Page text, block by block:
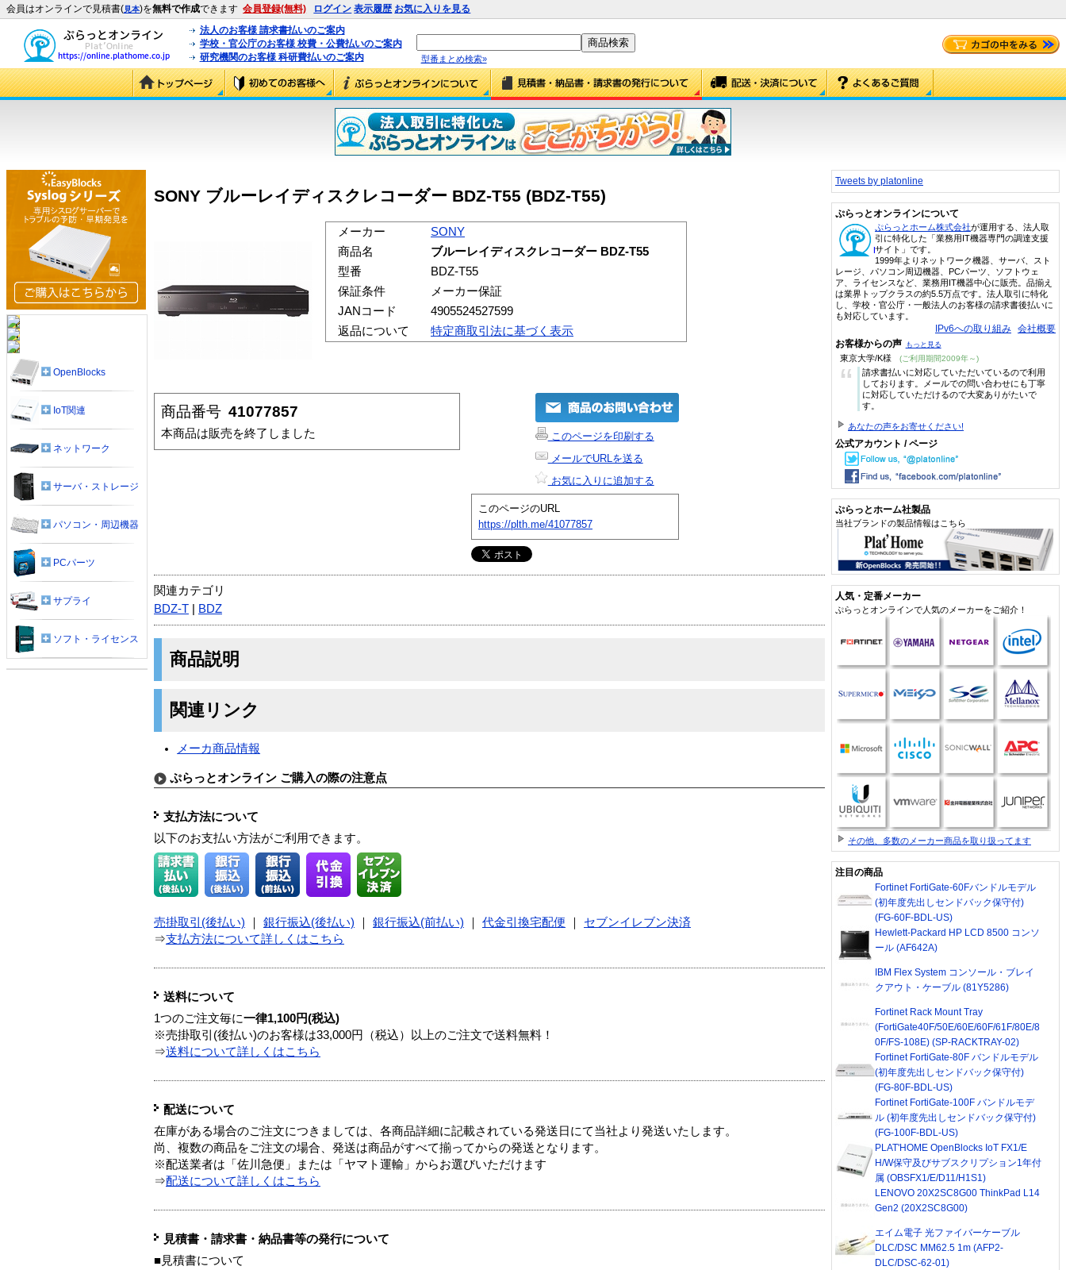
会員はオンラインで見積書(見本)を無料で作成できます 会員登録(無料) ログイン 表示履歴 お気に入りを見る
法人のお客様 請求書払いのご案内
学校・官公庁のお客様 校費・公費払いのご案内
研究機関のお客様 科研費払いのご案内
型番まとめ検索»
SONY ブルーレイディスクレコーダー BDZ-T55 (BDZ-T55)
メーカー
SONY
商品名
ブルーレイディスクレコーダー BDZ-T55
型番
BDZ-T55
保証条件
メーカー保証
JANコード
4905524527599
返品について
特定商取引法に基づく表示
商品番号 41077857
本商品は販売を終了しました
このページを印刷する
メールでURLを送る
お気に入りに追加する
このページのURL
https://plth.me/41077857
関連カテゴリ
BDZ-T
BDZ
商品説明
関連リンク
メーカ商品情報
ぷらっとオンライン ご購入の際の注意点
支払方法について
以下のお支払い方法がご利用できます。
売掛取引(後払い) 銀行振込(後払い) 銀行振込(前払い) 代金引換宅配便
セブンイレブン決済
⇒支払方法について詳しくはこちら
送料について
1つのご注文毎に一律1,100円(税込)
※売掛取引(後払い)のお客様は33,000円（税込）以上のご注文で送料無料！
⇒送料について詳しくはこちら
配送について
在庫がある場合のご注文につきましては、各商品詳細に記載されている発送日にて当社より発送いたします。
尚、複数の商品をご注文の場合、発送は商品がすべて揃ってからの発送となります。
※配送業者は「佐川急便」または「ヤマト運輸」からお選びいただけます
⇒配送について詳しくはこちら
見積書・請求書・納品書等の発行について
■見積書について
OpenBlocks
IoT関連
ネットワーク
サーバ・ストレージ
パソコン・周辺機器
PCパーツ
サプライ
ソフト・ライセンス
Tweets by platonline
ぷらっとオンラインについて
ぷらっとホーム株式会社が運用する、法人取
引に特化した「業務用IT機器専門の調達支援
サイト」です。
1999年よりネットワーク機器、サーバ、スト
レージ、パソコン周辺機器、PCパーツ、ソフトウェ
ア、ライセンスなど、業務用IT機器中心に販売。品揃え
は業界トップクラスの約5.5万点です。法人取引に特化
し、学校・官公庁・一般法人のお客様の請求書後払いに
も対応しています。
IPv6への取り組み 会社概要
お客様からの声 もっと見る
東京大学/K様 (ご利用期間2009年～)
“
請求書払いに対応していただいているので利用
しております。メールでの問い合わせにも丁寧
に対応していただけるので大変ありがたいで
す。
あなたの声をお寄せください!
公式アカウント / ページ
ぷらっとホーム社製品
当社ブランドの製品情報はこちら
人気・定番メーカー
ぷらっとオンラインで人気のメーカーをご紹介！
その他、多数のメーカー商品を取り扱ってます
注目の商品
Fortinet FortiGate-60Fバンドルモデル
(初年度先出しセンドバック保守付)
(FG-60F-BDL-US)
Hewlett-Packard HP LCD 8500 コンソ
ール (AF642A)
IBM Flex System コンソール・ブレイ
クアウト・ケーブル (81Y5286)
Fortinet Rack Mount Tray
(FortiGate40F/50E/60E/60F/61F/80E/8
0F/FS-108E) (SP-RACKTRAY-02)
Fortinet FortiGate-80F バンドルモデル
(初年度先出しセンドバック保守付)
(FG-80F-BDL-US)
Fortinet FortiGate-100F バンドルモデ
ル (初年度先出しセンドバック保守付)
(FG-100F-BDL-US)
PLAT'HOME OpenBlocks IoT FX1/E
H/W保守及びサブスクリプション1年付
属 (OBSFX1/E/D11/H1S1)
LENOVO 20X2SC8G00 ThinkPad L14
Gen2 (20X2SC8G00)
エイム電子 光ファイバーケーブル
DLC/DSC MM62.5 1m (AFP2-
DLC/DSC-62-01)